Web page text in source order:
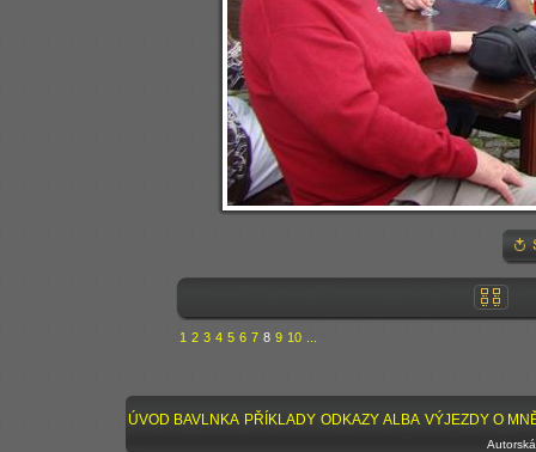
1 2 3 4 5 6 7 8 9 10
ÚVOD BAVLNKA PŘÍKLADY ODKAZY ALBA VÝJEZDY O